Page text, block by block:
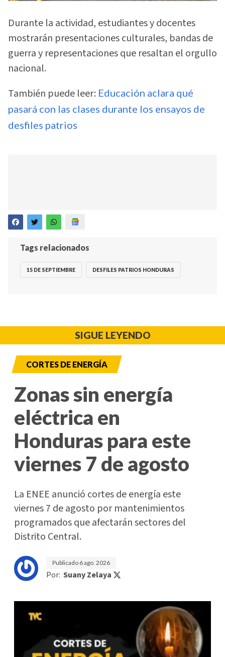
Durante la actividad, estudiantes y docentes
mostrarán presentaciones culturales, bandas de
guerra y representaciones que resaltan el orgullo
nacional.
También puede leer: Educación aclara qué
pasará con las clases durante los ensayos de
desfiles patrios
Tags relacionados
15 DE SEPTIEMBRE DESFILES PATRIOS HONDURAS
SIGUE LEYENDO
CORTES DE ENERGÍA
Zonas sin energía
eléctrica en
Honduras para este
viernes 7 de agosto
La ENEE anunció cortes de energía este
viernes 7 de agosto por mantenimientos
programados que afectarán sectores del
Distrito Central.
Publicado 6 ago. 2026
Por: Suany Zelaya